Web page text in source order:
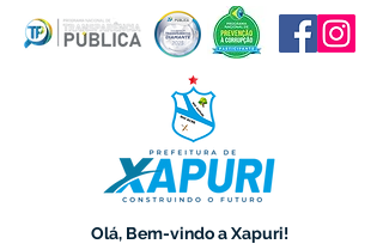
Olá, Bem-vindo a Xapuri!